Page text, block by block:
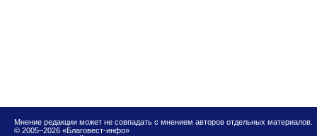
Мнение редакции может не совпадать с мнением авторов отдельных материалов.
© 2005–2026 «Благовест-инфо»